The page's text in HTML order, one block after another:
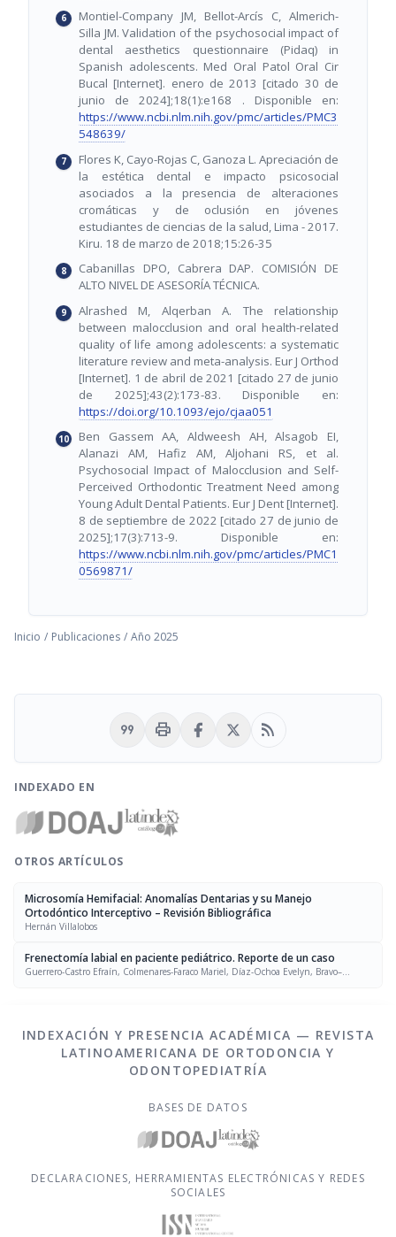
Montiel-Company JM, Bellot-Arcís C, Almerich-
Silla JM. Validation of the psychosocial impact of
dental aesthetics questionnaire (Pidaq) in
Spanish adolescents. Med Oral Patol Oral Cir
Bucal [Internet]. enero de 2013 [citado 30 de
junio de 2024];18(1):e168 . Disponible en:
https://www.ncbi.nlm.nih.gov/pmc/articles/PMC3
548639/
Flores K, Cayo-Rojas C, Ganoza L. Apreciación de
la estética dental e impacto psicosocial
asociados a la presencia de alteraciones
cromáticas y de oclusión en jóvenes
estudiantes de ciencias de la salud, Lima - 2017.
Kiru. 18 de marzo de 2018;15:26-35
Cabanillas DPO, Cabrera DAP. COMISIÓN DE
ALTO NIVEL DE ASESORÍA TÉCNICA.
Alrashed M, Alqerban A. The relationship
between malocclusion and oral health-related
quality of life among adolescents: a systematic
literature review and meta-analysis. Eur J Orthod
[Internet]. 1 de abril de 2021 [citado 27 de junio
de 2025];43(2):173-83. Disponible en:
https://doi.org/10.1093/ejo/cjaa051
Ben Gassem AA, Aldweesh AH, Alsagob EI,
Alanazi AM, Hafiz AM, Aljohani RS, et al.
Psychosocial Impact of Malocclusion and Self-
Perceived Orthodontic Treatment Need among
Young Adult Dental Patients. Eur J Dent [Internet].
8 de septiembre de 2022 [citado 27 de junio de
2025];17(3):713-9. Disponible en:
https://www.ncbi.nlm.nih.gov/pmc/articles/PMC1
0569871/
Inicio / Publicaciones / Año 2025
format_quote print rss_feed
INDEXADO EN
OTROS ARTÍCULOS
Microsomía Hemifacial: Anomalías Dentarias y su Manejo
Ortodóntico Interceptivo – Revisión Bibliográfica
Hernán Villalobos
Frenectomía labial en paciente pediátrico. Reporte de un caso
Guerrero-Castro Efraín, Colmenares-Faraco Mariel, Díaz-Ochoa Evelyn, Bravo–
INDEXACIÓN Y PRESENCIA ACADÉMICA — REVISTA
LATINOAMERICANA DE ORTODONCIA Y
ODONTOPEDIATRÍA
BASES DE DATOS
DECLARACIONES, HERRAMIENTAS ELECTRÓNICAS Y REDES
SOCIALES